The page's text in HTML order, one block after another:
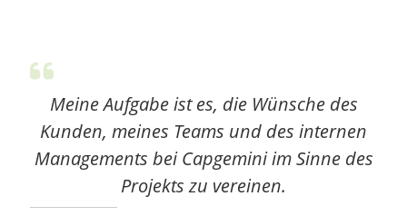
Meine Aufgabe ist es, die Wünsche des
Kunden, meines Teams und des internen
Managements bei Capgemini im Sinne des
Projekts zu vereinen.